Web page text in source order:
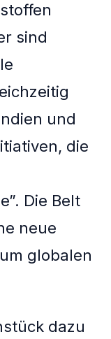
sind
und
die
Die Belt
neue
globalen
dazu